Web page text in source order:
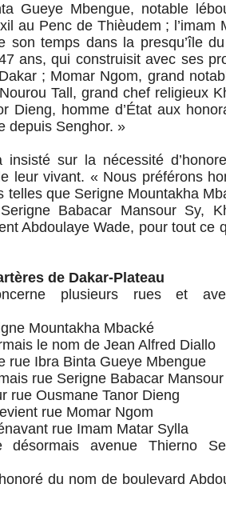
Gueye Mbengue, notable
au Penc de Thièudem ; l’imam
son temps dans la presqu’île
ans, qui construisit avec ses
; Momar Ngom, grand
Tall, grand chef religieux
Dieng, homme d’État aux
depuis Senghor. »
sur la nécessité
leur vivant. « Nous préférons
que Serigne Mountakha
Babacar Mansour Sy,
Abdoulaye Wade, pour tout ce
de Dakar-Plateau
plusieurs rues et
Mountakha Mbacké
le nom de Jean Alfred Diallo
rue Ibra Binta Gueye Mbengue
rue Serigne Babacar
rue Ousmane Tanor Dieng
rue Momar Ngom
rue Imam Matar Sylla
désormais avenue Thierno
du nom de boulevard